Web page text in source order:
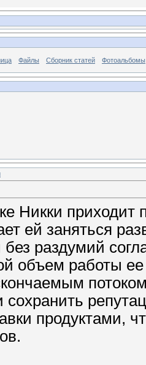
Файлы Сборник статей Фотоальбомы
Никки приходит
ей заняться
без раздумий
объем работы
сохранить
продуктами,